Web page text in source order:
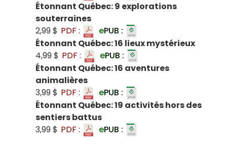
Étonnant Québec: 9 explorations
souterraines
2,99 $ PDF : ePUB :
Étonnant Québec: 16 lieux mystérieux
4,99 $ PDF : ePUB :
Étonnant Québec: 16 aventures
animalières
3,99 $ PDF : ePUB :
Étonnant Québec: 19 activités hors des
sentiers battus
3,99 $ PDF : ePUB :